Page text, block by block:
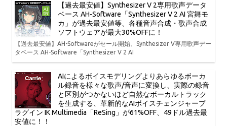
【過去最安値】Synthesizer V 2専用歌声データ
ベース AH-Software「Synthesizer V 2 AI 宮舞モ
カ」が過去最安値等、各種音声合成・歌声合成
ソフトウェアが最大30%OFFに！
【過去最安値】AH-Softwareがセール開始、Synthesizer V専用歌声デー
タベース AH-Software「Synthesizer V 2 AI
AIによるボイスモデリングよりあらゆるボーカ
ル録音を様々な歌声/音声に変換し、実際の録音
と区別がつかないほど自然なボーカルトラック
を生成する、革新的なAIボイスチェンジャープ
ラグイン IK Multimedia「ReSing」が61%OFF、49ドル過去最
安値に！！